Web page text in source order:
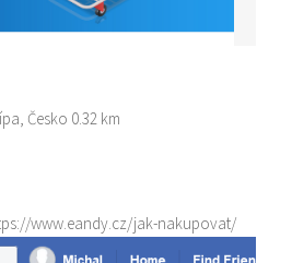
Česko 0.32 km
www.eandy.cz/jak-nakupovat/